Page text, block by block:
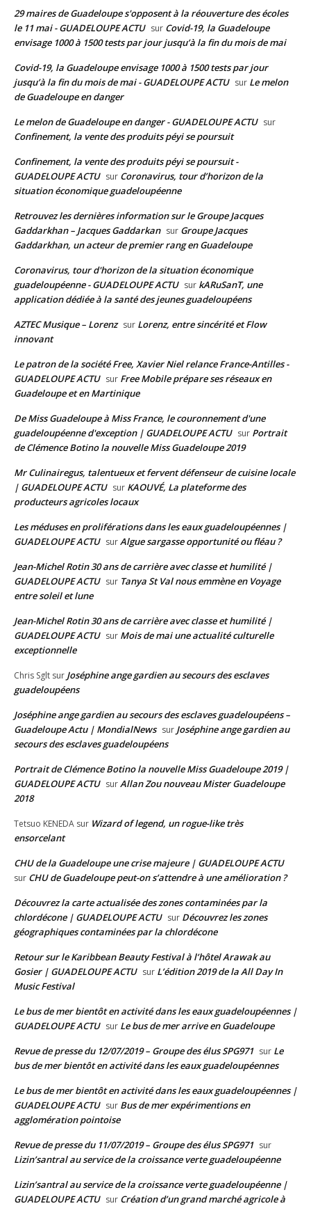
29 maires de Guadeloupe s'opposent à la réouverture des écoles
le 11 mai - GUADELOUPE ACTU sur Covid-19, la Guadeloupe
envisage 1000 à 1500 tests par jour jusqu’à la fin du mois de mai
Covid-19, la Guadeloupe envisage 1000 à 1500 tests par jour
jusqu’à la fin du mois de mai - GUADELOUPE ACTU sur Le melon
de Guadeloupe en danger
Le melon de Guadeloupe en danger - GUADELOUPE ACTU sur
Confinement, la vente des produits péyi se poursuit
Confinement, la vente des produits péyi se poursuit -
GUADELOUPE ACTU sur Coronavirus, tour d’horizon de la
situation économique guadeloupéenne
Retrouvez les dernières information sur le Groupe Jacques
Gaddarkhan – Jacques Gaddarkan sur Groupe Jacques
Gaddarkhan, un acteur de premier rang en Guadeloupe
Coronavirus, tour d'horizon de la situation économique
guadeloupéenne - GUADELOUPE ACTU sur kARuSanT, une
application dédiée à la santé des jeunes guadeloupéens
AZTEC Musique – Lorenz sur Lorenz, entre sincérité et Flow
innovant
Le patron de la société Free, Xavier Niel relance France-Antilles -
GUADELOUPE ACTU sur Free Mobile prépare ses réseaux en
Guadeloupe et en Martinique
De Miss Guadeloupe à Miss France, le couronnement d'une
guadeloupéenne d'exception | GUADELOUPE ACTU sur Portrait
de Clémence Botino la nouvelle Miss Guadeloupe 2019
Mr Culinairegus, talentueux et fervent défenseur de cuisine locale
| GUADELOUPE ACTU sur KAOUVÉ, La plateforme des
producteurs agricoles locaux
Les méduses en proliférations dans les eaux guadeloupéennes |
GUADELOUPE ACTU surAlgue sargasse opportunité ou fléau ?
Jean-Michel Rotin 30 ans de carrière avec classe et humilité |
GUADELOUPE ACTU sur Tanya St Val nous emmène en Voyage
entre soleil et lune
Jean-Michel Rotin 30 ans de carrière avec classe et humilité |
GUADELOUPE ACTU sur Mois de mai une actualité culturelle
exceptionnelle
Chris Sglt sur Joséphine ange gardien au secours des esclaves
guadeloupéens
Joséphine ange gardien au secours des esclaves guadeloupéens –
Guadeloupe Actu | MondialNews sur Joséphine ange gardien au
secours des esclaves guadeloupéens
Portrait de Clémence Botino la nouvelle Miss Guadeloupe 2019 |
GUADELOUPE ACTU surAllan Zou nouveau Mister Guadeloupe
2018
Tetsuo KENEDA sur Wizard of legend, un rogue-like très
ensorcelant
CHU de la Guadeloupe une crise majeure | GUADELOUPE ACTU
sur CHU de Guadeloupe peut-on s’attendre à une amélioration ?
Découvrez la carte actualisée des zones contaminées par la
chlordécone | GUADELOUPE ACTU sur Découvrez les zones
géographiques contaminées par la chlordécone
Retour sur le Karibbean Beauty Festival à l’hôtel Arawak au
Gosier | GUADELOUPE ACTU sur L’édition 2019 de la All Day In
Music Festival
Le bus de mer bientôt en activité dans les eaux guadeloupéennes |
GUADELOUPE ACTU sur Le bus de mer arrive en Guadeloupe
Revue de presse du 12/07/2019 – Groupe des élus SPG971 sur Le
bus de mer bientôt en activité dans les eaux guadeloupéennes
Le bus de mer bientôt en activité dans les eaux guadeloupéennes |
GUADELOUPE ACTU sur Bus de mer expérimentions en
agglomération pointoise
Revue de presse du 11/07/2019 – Groupe des élus SPG971 sur
Lizin’santral au service de la croissance verte guadeloupéenne
Lizin’santral au service de la croissance verte guadeloupéenne |
GUADELOUPE ACTU sur Création d’un grand marché agricole à